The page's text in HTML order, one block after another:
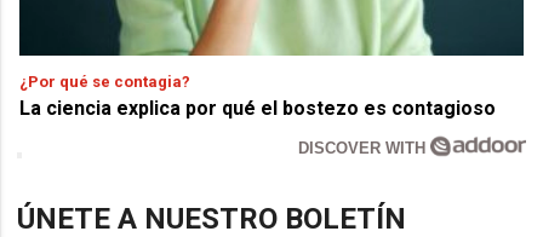
¿Por qué se contagia?
La ciencia explica por qué el bostezo es contagioso
DISCOVER WITH
ÚNETE A NUESTRO BOLETÍN